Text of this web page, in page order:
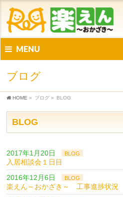
MENU
ブログ
HOME » ブログ » BLOG
BLOG
2017年1月20日 BLOG
入居相談会１日目
2016年12月6日
BLOG
楽えん～おかざき～ 工事進捗状況